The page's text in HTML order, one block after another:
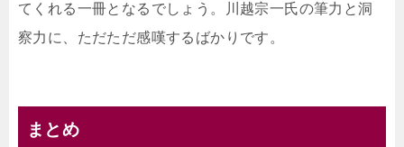
てくれる一冊となるでしょう。川越宗一氏の筆力と洞
察力に、ただただ感嘆するばかりです。
まとめ